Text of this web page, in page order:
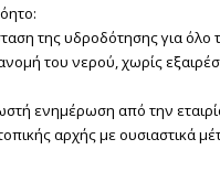
της υδροδότησης για όλο
του νερού, χωρίς
ενημέρωση από την
αρχής με ουσιαστικά